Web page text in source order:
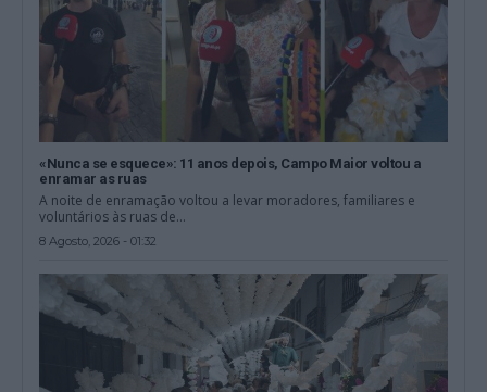
«Nunca se esquece»: 11 anos depois, Campo Maior voltou a
enramar as ruas
A noite de enramação voltou a levar moradores, familiares e
voluntários às ruas de...
8 Agosto, 2026 - 01:32